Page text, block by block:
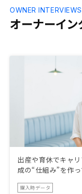
オーナーイン
OWNER INTERVIEWS
出産や育休でキャ
成の“仕組み”を作っ
購入時データ